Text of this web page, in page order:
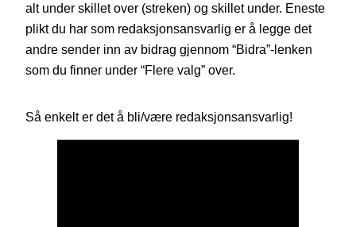
alt under skillet over (streken) og skillet under. Eneste
plikt du har som redaksjonsansvarlig er å legge det
andre sender inn av bidrag gjennom “Bidra”-lenken
som du finner under “Flere valg” over.
Så enkelt er det å bli/være redaksjonsansvarlig!